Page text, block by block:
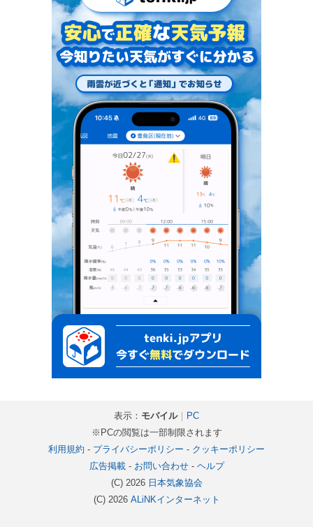
表示： モバイル｜ PC
※PCの閲覧は一部制限されます
利用規約 - プライバシーポリシー - クッキーポリシー
広告掲載- お問い合わせ- ヘルプ
(C) 2026 日本気象協会
(C) 2026 ALiNKインターネット